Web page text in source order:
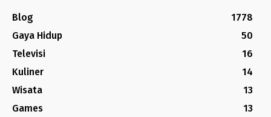
Blog
1778
Gaya Hidup
50
Televisi
16
Kuliner
14
Wisata
13
Games
13